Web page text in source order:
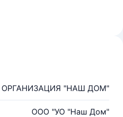
"НАШ ДОМ"
ООО "УО "Наш Дом"